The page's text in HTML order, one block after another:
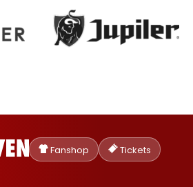
Fanshop Tickets